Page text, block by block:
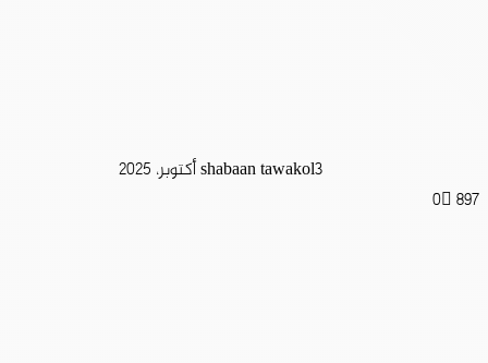
shabaan tawakol3 أكتوبر، 2025
0 897